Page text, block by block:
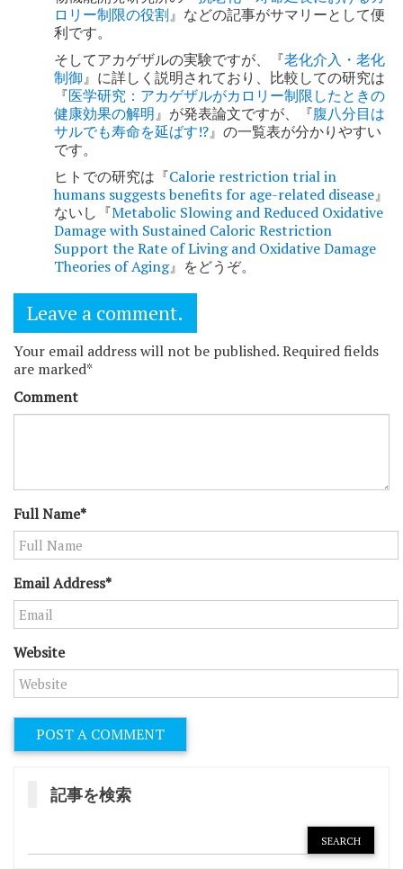
ロリー制限の役割』などの記事がサマリーとして便
利です。
そしてアカゲザルの実験ですが、『老化介入・老化
制御』に詳しく説明されており、比較しての研究は
『医学研究：アカゲザルがカロリー制限したときの
健康効果の解明』が発表論文ですが、『腹八分目は
サルでも寿命を延ばす!?』の一覧表が分かりやすい
です。
ヒトでの研究は『Calorie restriction trial in
humans suggests benefits for age-related disease』
ないし『Metabolic Slowing and Reduced Oxidative
Damage with Sustained Caloric Restriction
Support the Rate of Living and Oxidative Damage
Theories of Aging』をどうぞ。
Leave a comment.
Your email address will not be published. Required fields
are marked*
Comment
Full Name*
Email Address*
Website
記事を検索